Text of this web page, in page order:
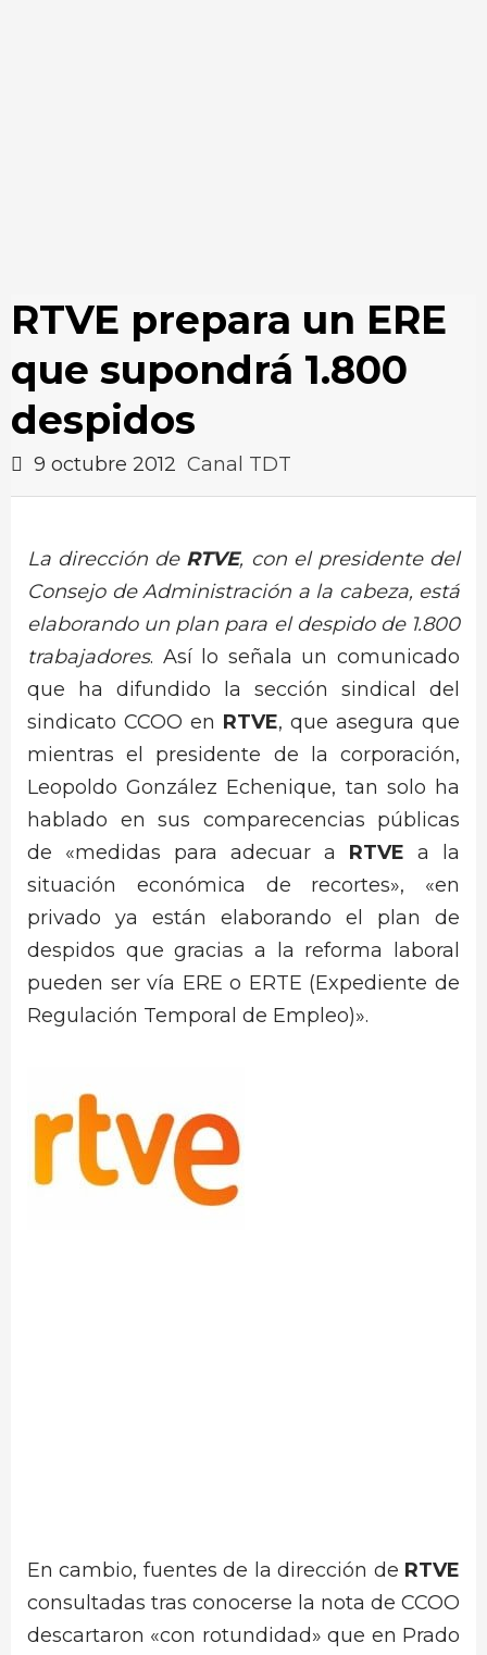
RTVE prepara un ERE
que supondrá 1.800
despidos
9 octubre 2012 Canal TDT
La dirección de RTVE, con el presidente del
Consejo de Administración a la cabeza, está
elaborando un plan para el despido de 1.800
trabajadores. Así lo señala un comunicado
que ha difundido la sección sindical del
sindicato CCOO en RTVE, que asegura que
mientras el presidente de la corporación,
Leopoldo González Echenique, tan solo ha
hablado en sus comparecencias públicas
de «medidas para adecuar a RTVE a la
situación económica de recortes», «en
privado ya están elaborando el plan de
despidos que gracias a la reforma laboral
pueden ser vía ERE o ERTE (Expediente de
Regulación Temporal de Empleo)».
En cambio, fuentes de la dirección de RTVE
consultadas tras conocerse la nota de CCOO
descartaron «con rotundidad» que en Prado